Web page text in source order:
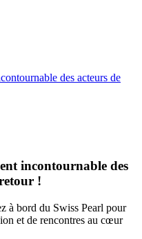
incontournable des
!
à bord du Swiss Pearl pour
et de rencontres au cœur